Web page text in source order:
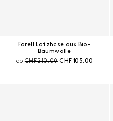
Farell Latzhose aus Bio-
Baumwolle
abPreis vor Rabatt:
CHF 210.00 Aktueller Preis:
CHF 105.00